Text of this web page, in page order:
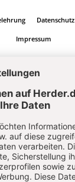
Datenschutz
Impressum